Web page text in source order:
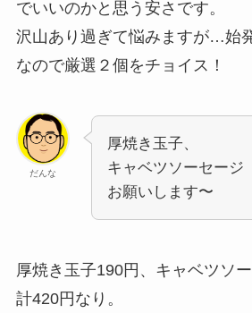
でいいのかと思う安さです。
沢山あり過ぎて悩みますが…始
なので厳選２個をチョイス！
だんな
厚焼き玉子、
キャベツソーセージ
お願いします〜
厚焼き玉子190円、キャベツソ
計420円なり。